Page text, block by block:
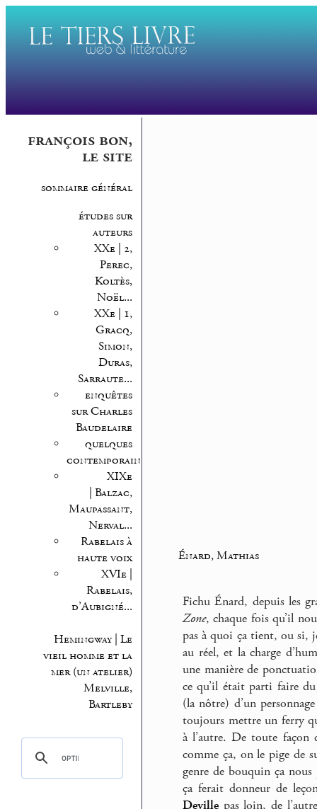
françois bon,
le site
sommaire général
études sur
auteurs
XXe | 2,
Perec,
Koltès,
Noël...
XXe | 1,
Gracq,
Simon,
Duras,
Sarraute...
enquêtes
sur Charles
Baudelaire
quelques
contemporains
XIXe
| Balzac,
Maupassant,
Nerval...
Rabelais à
haute voix
XVIe |
Rabelais,
d’Aubigné...
Hemingway | Le
vieil homme et la
mer (un atelier)
Melville,
Bartleby
Énard, Mathias
Fichu Énard, depuis les
Zone, chaque fois qu’il
pas à quoi ça tient, ou si,
au réel, et la charge
une manière de
ce qu’il était parti faire
(la nôtre) d’un
toujours mettre un ferry
à l’autre. De toute façon
comme ça, on le pige de
genre de bouquin ça
ça ferait donneur de
Deville pas loin, de